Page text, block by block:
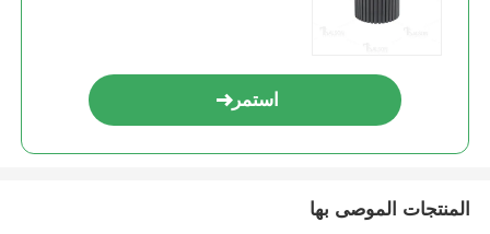
رقاقة حبر ريكو استمر
المنتجات الموصى بها